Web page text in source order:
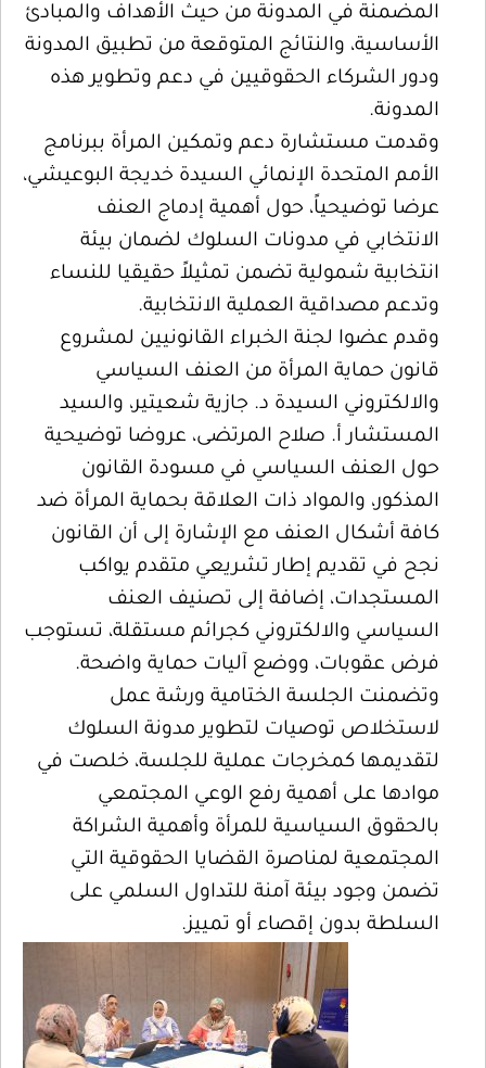
المضمنة في المدونة من حيث الأهداف والمبادئ
الأساسية، والنتائج المتوقعة من تطبيق المدونة
ودور الشركاء الحقوقيين في دعم وتطوير هذه
المدونة.
وقدمت مستشارة دعم وتمكين المرأة ببرنامج
الأمم المتحدة الإنمائي السيدة خديجة البوعيشي،
عرضا توضيحياً، حول أهمية إدماج العنف
الانتخابي في مدونات السلوك لضمان بيئة
انتخابية شمولية تضمن تمثيلاً حقيقيا للنساء
وتدعم مصداقية العملية الانتخابية.
وقدم عضوا لجنة الخبراء القانونيين لمشروع
قانون حماية المرأة من العنف السياسي
والالكتروني السيدة د. جازية شعيتير، والسيد
المستشار أ. صلاح المرتضى، عروضا توضيحية
حول العنف السياسي في مسودة القانون
المذكور، والمواد ذات العلاقة بحماية المرأة ضد
كافة أشكال العنف مع الإشارة إلى أن القانون
نجح في تقديم إطار تشريعي متقدم يواكب
المستجدات، إضافة إلى تصنيف العنف
السياسي والالكتروني كجرائم مستقلة، تستوجب
فرض عقوبات، ووضع آليات حماية واضحة.
وتضمنت الجلسة الختامية ورشة عمل
لاستخلاص توصيات لتطوير مدونة السلوك
لتقديمها كمخرجات عملية للجلسة، خلصت في
موادها على أهمية رفع الوعي المجتمعي
بالحقوق السياسية للمرأة وأهمية الشراكة
المجتمعية لمناصرة القضايا الحقوقية التي
تضمن وجود بيئة آمنة للتداول السلمي على
السلطة بدون إقصاء أو تمييز.